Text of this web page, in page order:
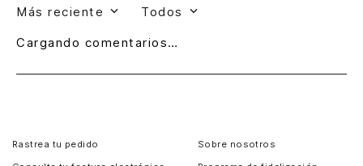
Más reciente Todos
Cargando comentarios…
Rastrea tu pedido
Sobre nosotros